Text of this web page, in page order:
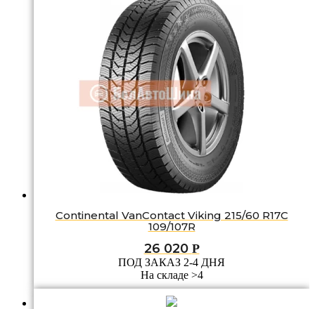
Continental VanContact Viking 215/60 R17C
109/107R
26 020 Р
ПОД ЗАКАЗ 2-4 ДНЯ
На складе >4